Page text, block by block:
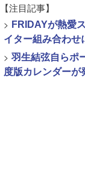
【注目記事】
> FRIDAYが熱愛
イター組み合わせ
> 羽生結弦自らポ
度版カレンダーが